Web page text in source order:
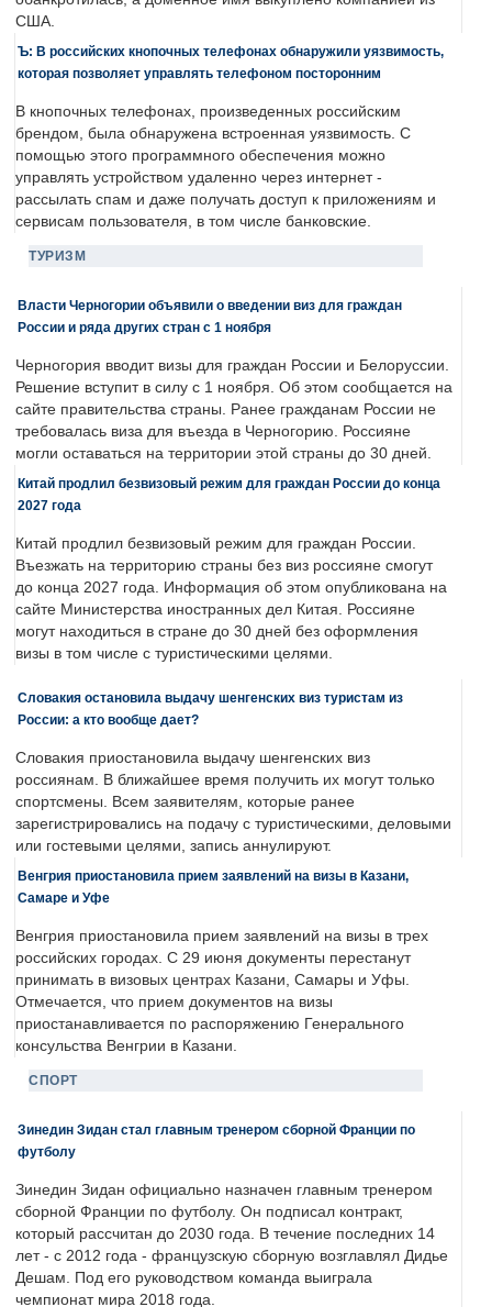
США.
Ъ: В российских кнопочных телефонах обнаружили уязвимость,
которая позволяет управлять телефоном посторонним
В кнопочных телефонах, произведенных российским
брендом, была обнаружена встроенная уязвимость. С
помощью этого программного обеспечения можно
управлять устройством удаленно через интернет -
рассылать спам и даже получать доступ к приложениям и
сервисам пользователя, в том числе банковские.
ТУРИЗМ
Власти Черногории объявили о введении виз для граждан
России и ряда других стран с 1 ноября
Черногория вводит визы для граждан России и Белоруссии.
Решение вступит в силу с 1 ноября. Об этом сообщается на
сайте правительства страны. Ранее гражданам России не
требовалась виза для въезда в Черногорию. Россияне
могли оставаться на территории этой страны до 30 дней.
Китай продлил безвизовый режим для граждан России до конца
2027 года
Китай продлил безвизовый режим для граждан России.
Въезжать на территорию страны без виз россияне смогут
до конца 2027 года. Информация об этом опубликована на
сайте Министерства иностранных дел Китая. Россияне
могут находиться в стране до 30 дней без оформления
визы в том числе с туристическими целями.
Словакия остановила выдачу шенгенских виз туристам из
России: а кто вообще дает?
Словакия приостановила выдачу шенгенских виз
россиянам. В ближайшее время получить их могут только
спортсмены. Всем заявителям, которые ранее
зарегистрировались на подачу с туристическими, деловыми
или гостевыми целями, запись аннулируют.
Венгрия приостановила прием заявлений на визы в Казани,
Самаре и Уфе
Венгрия приостановила прием заявлений на визы в трех
российских городах. С 29 июня документы перестанут
принимать в визовых центрах Казани, Самары и Уфы.
Отмечается, что прием документов на визы
приостанавливается по распоряжению Генерального
консульства Венгрии в Казани.
СПОРТ
Зинедин Зидан стал главным тренером сборной Франции по
футболу
Зинедин Зидан официально назначен главным тренером
сборной Франции по футболу. Он подписал контракт,
который рассчитан до 2030 года. В течение последних 14
лет - с 2012 года - французскую сборную возглавлял Дидье
Дешам. Под его руководством команда выиграла
чемпионат мира 2018 года.